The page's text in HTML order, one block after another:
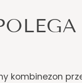
kombinezon